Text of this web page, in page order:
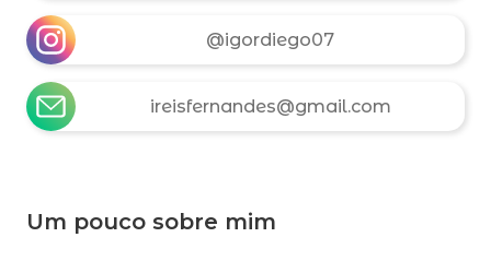
@igordiego07
ireisfernandes@gmail.com
Um pouco sobre mim